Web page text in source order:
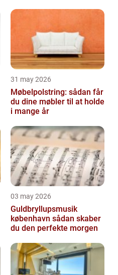
31 may 2026
Møbelpolstring: sådan får
du dine møbler til at holde
i mange år
03 may 2026
Guldbryllupsmusik
københavn sådan skaber
du den perfekte morgen